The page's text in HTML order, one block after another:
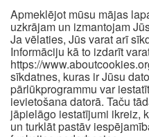
Apmeklējot mūsu mājas
uzkrājam un izmantojam
Ja vēlaties, Jūs varat arī
Informāciju kā to izdarīt
https://
sīkdatnes, kuras ir Jūsu
pārlūkprogrammu var
ievietošana datorā. Taču
jāpielāgo iestatījumi ikreiz,
un turklāt pastāv